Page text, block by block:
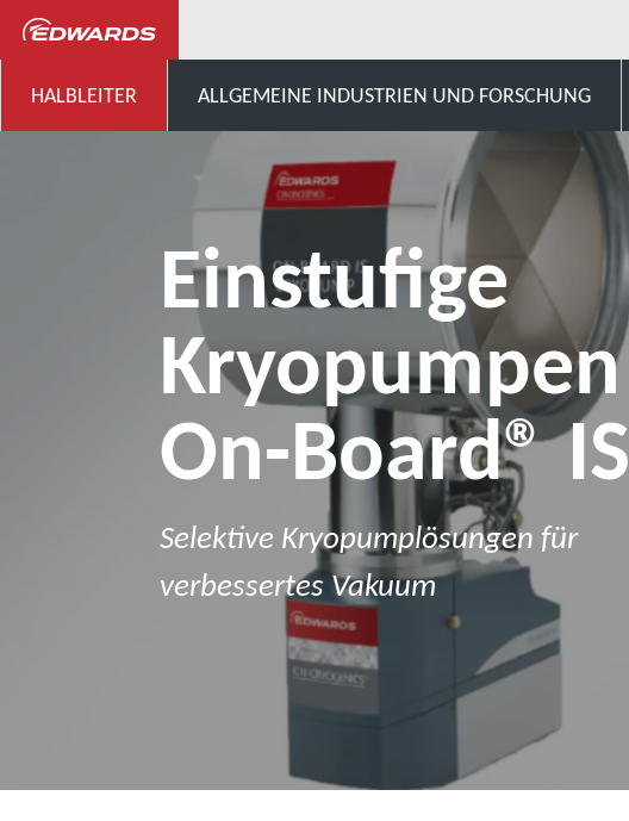
HALBLEITER ALLGEMEINE INDUSTRIEN UND FORSCHUNG
Einstufige
Kryopumpen
On-Board® IS
Selektive Kryopumplösungen für
verbessertes Vakuum